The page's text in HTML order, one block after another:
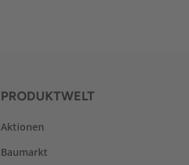
PRODUKTWELT
Aktionen
Baumarkt